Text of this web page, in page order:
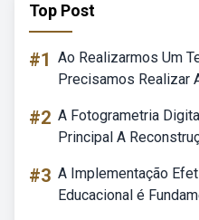
Top Post
#1 Ao Realizarmos Um
Precisamos Realizar
#2 A Fotogrametria
Principal A
#3 A Implementação
Educacional é